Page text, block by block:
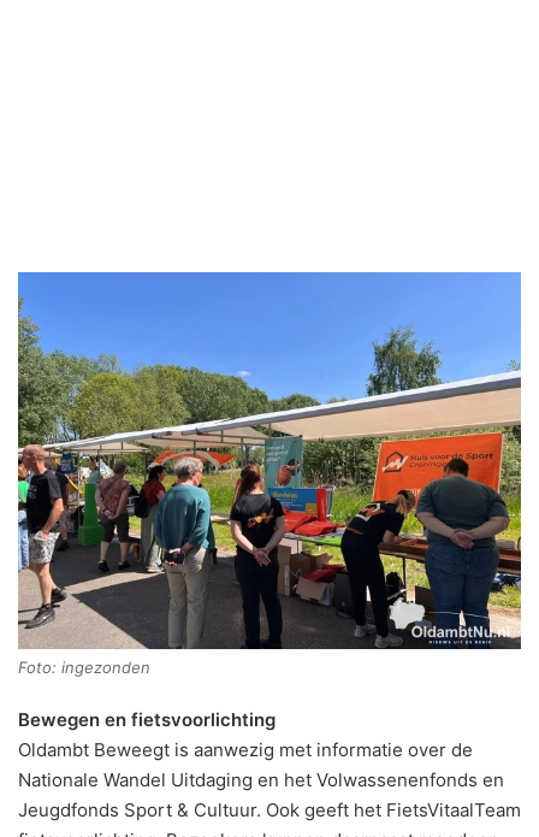
Foto: ingezonden
Bewegen en fietsvoorlichting
Oldambt Beweegt is aanwezig met informatie over de
Nationale Wandel Uitdaging en het Volwassenenfonds en
Jeugdfonds Sport & Cultuur. Ook geeft het FietsVitaalTeam